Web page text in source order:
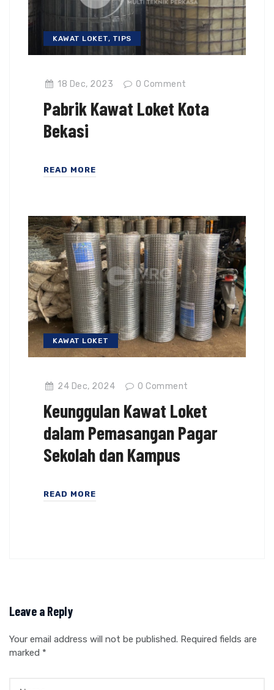
KAWAT LOKET, TIPS
18 Dec, 2023 0 Comment
Pabrik Kawat Loket Kota
Bekasi
READ MORE
KAWAT LOKET
24 Dec, 2024 0 Comment
Keunggulan Kawat Loket
dalam Pemasangan Pagar
Sekolah dan Kampus
READ MORE
Leave a Reply
Your email address will not be published. Required fields are
marked *